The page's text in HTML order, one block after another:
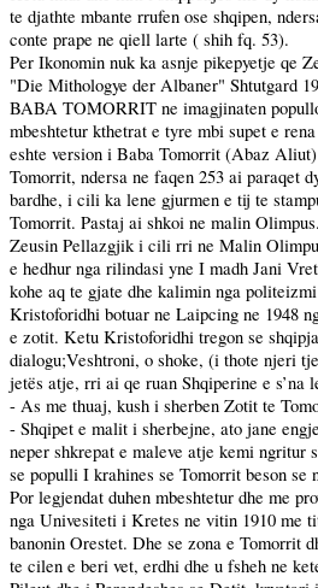
te djathte mbante rrufen ose shqipen,
conte prape ne qiell larte ( shih fq. 53).
Per Ikonomin nuk ka asnje pikepyetje qe
"Die Mithologye der Albaner" Shtutgard
BABA TOMORRIT ne imagjinaten
mbeshtetur kthetrat e tyre mbi supet e
eshte version i Baba Tomorrit (Abaz
Tomorrit, ndersa ne faqen 253 ai
bardhe, i cili ka lene gjurmen e tij te
Tomorrit. Pastaj ai shkoi ne malin
Zeusin Pellazgjik i cili rri ne Malin
e hedhur nga rilindasi yne I madh Jani
kohe aq te gjate dhe kalimin nga
Kristoforidhi botuar ne Laipcing ne 1948
e zotit. Ketu Kristoforidhi tregon se
dialogu;Veshtroni, o shoke, (i thote njeri
jetës atje, rri ai qe ruan Shqiperine e
- As me thuaj, kush i sherben Zotit te
- Shqipet e malit i sherbejne, ato jane
neper shkrepat e maleve atje kemi
se populli I krahines se Tomorrit beson
Por legjendat duhen mbeshtetur dhe me
nga Univesiteti i Kretes ne vitin 1910 me
banonin Orestet. Dhe se zona e Tomorrit
te cilen e beri vet, erdhi dhe u fsheh ne